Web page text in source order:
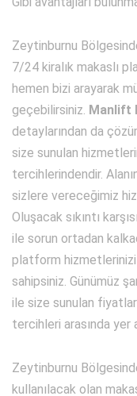
Zeytinburnu
7/24 kiralık makaslı
hemen bizi arayarak
geçebilirsiniz. Manlift
detaylarından da
size sunulan
tercihlerindendir.
sizlere vereceğimiz
Oluşacak sıkıntı
ile sorun ortadan
platform hizmetlerinizi
sahipsiniz. Günümüz
ile size sunulan
tercihleri arasında yer
Zeytinburnu
kullanılacak olan